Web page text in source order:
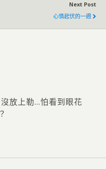
Next Post
心情起伏的一週
放上勒…怕看到眼花